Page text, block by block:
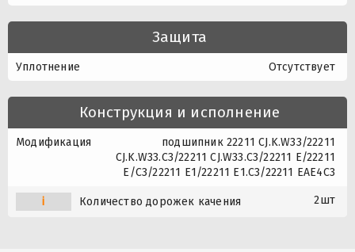
Защита
Уплотнение Отсутствует
Конструкция и исполнение
Модификация
подшипник 22211 CJ.K.W33/22211
CJ.K.W33.C3/22211 CJ.W33.C3/22211 E/22211
E/C3/22211 E1/22211 E1.C3/22211 EAE4C3
i Количество дорожек качения 2шт